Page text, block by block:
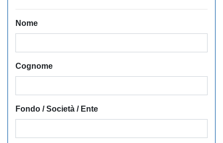
Nome
Cognome
Fondo / Società / Ente